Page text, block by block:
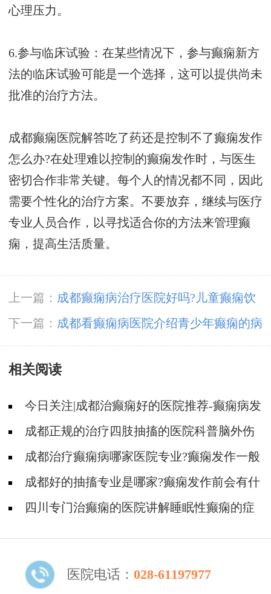
心理压力。
6.参与临床试验：在某些情况下，参与癫痫新方
法的临床试验可能是一个选择，这可以提供尚未
批准的治疗方法。
成都癫痫医院解答吃了药还是控制不了癫痫发作
怎么办?在处理难以控制的癫痫发作时，与医生
密切合作非常关键。每个人的情况都不同，因此
需要个性化的治疗方案。不要放弃，继续与医疗
专业人员合作，以寻找适合你的方法来管理癫
痫，提高生活质量。
上一篇： 成都癫痫病治疗医院好吗?儿童癫痫饮
食方面的注意事项
下一篇： 成都看癫痫病医院介绍青少年癫痫的病
因
相关阅读
今日关注|成都治癫痫好的医院推荐-癫痫病发
作的症状是什么?
成都正规的治疗四肢抽搐的医院科普脑外伤
癫痫病发作前有哪些症状?
成都治疗癫痫病哪家医院专业?癫痫发作一般
有哪些症状?
成都好的抽搐专业是哪家?癫痫发作前会有什
么征兆?
四川专门治癫痫的医院讲解睡眠性癫痫的症
医院电话： 028-61197977